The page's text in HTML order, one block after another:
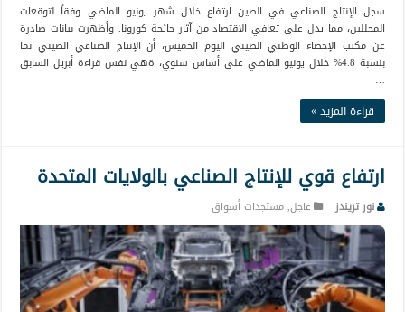
سجل الإنتاج الصناعي في الصين ارتفاع خلال شهر يونيو الماضي وفقاً لتوقعات
المحللين، مما يدل على تعافي الاقتصاد من آثار جائحة كورونا. وأظهرت بيانات صادرة
عن مكتب الإحصاء الوطني الصيني اليوم الخميس، أن الإنتاج الصناعي الصيني نما
بنسبة 4.8% خلال يونيو الماضي على أساس سنوي، ةهي نفس قراءة أبريل السابق
…
قراءة المزيد »
ارتفاع قوي للإنتاج الصناعي بالولايات المتحدة
نور تريندز عاجل,مستجدات أسواق